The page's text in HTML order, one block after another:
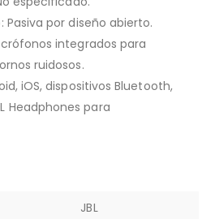
por diseño abierto.
integrados para
ruidosos.
iOS, dispositivos Bluetooth,
Headphones para
JBL